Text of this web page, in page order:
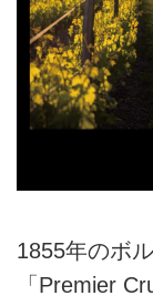
1855年のボ
「Premier